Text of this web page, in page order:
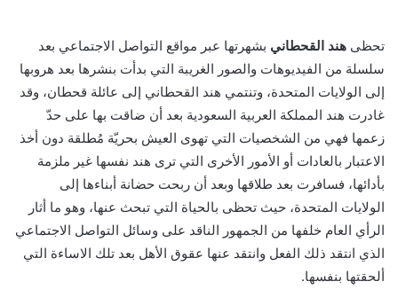
تحظى هند القحطاني بشهرتها عبر مواقع التواصل الاجتماعي بعد
سلسلة من الفيديوهات والصور الغريبة التي بدأت بنشرها بعد هروبها
إلى الولايات المتحدة، وتنتمي هند القحطاني إلى عائلة قحطان، وقد
غادرت هند المملكة العربية السعودية بعد أن ضاقت بها على حدّ
زعمها فهي من الشخصيات التي تهوى العيش بحريّة مُطلقة دون أخذ
الاعتبار بالعادات أو الأمور الأخرى التي ترى هند نفسها غير ملزمة
بأدائها، فسافرت بعد طلاقها وبعد أن ربحت حضانة أبناءها إلى
الولايات المتحدة، حيث تحظى بالحياة التي تبحث عنها، وهو ما أثار
الرأي العام خلفها من الجمهور الناقد على وسائل التواصل الاجتماعي
الذي انتقد ذلك الفعل وانتقد عنها عقوق الأهل بعد تلك الاساءة التي
ألحقتها بنفسها.